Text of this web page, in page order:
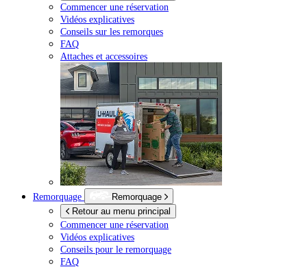
Commencer une réservation
Vidéos explicatives
Conseils sur les remorques
FAQ
Attaches et accessoires
Remorquage
Remorquage
Retour au menu principal
Commencer une réservation
Vidéos explicatives
Conseils pour le remorquage
FAQ